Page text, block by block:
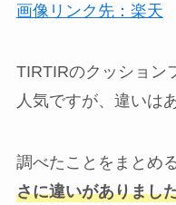
画像リンク先：楽天
TIRTIRのクッション
人気ですが、違いは
調べたことをまとめる
さに違いがありまし